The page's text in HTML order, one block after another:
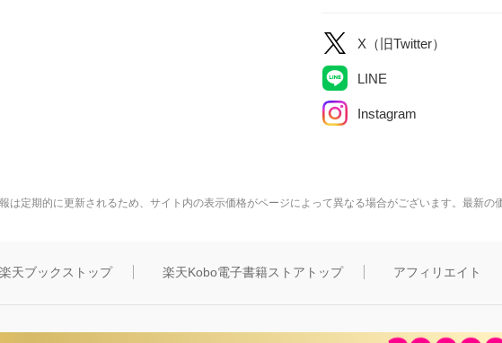
X（旧Twitter）
LINE
Instagram
は定期的に更新されるため、サイト内の表示価格がページによって異なる場合がございます。最新の
楽天ブックストップ 楽天Kobo電子書籍ストアトップ アフィリエイト